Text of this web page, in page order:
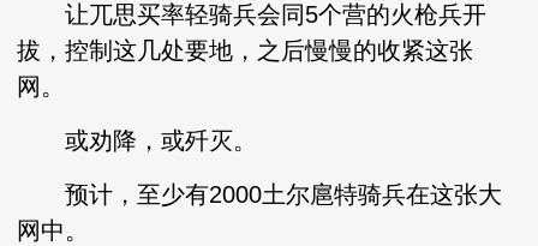
让兀思买率轻骑兵会同5个营的火枪兵开
拔，控制这几处要地，之后慢慢的收紧这张
网。
或劝降，或歼灭。
预计，至少有2000土尔扈特骑兵在这张大
网中。